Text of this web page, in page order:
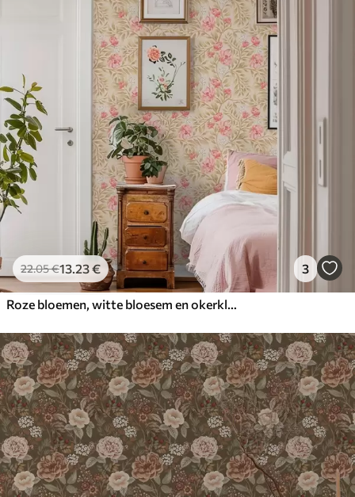
22.05€13.23€ 3
Roze bloemen, witte bloesem en okerkleurig blad